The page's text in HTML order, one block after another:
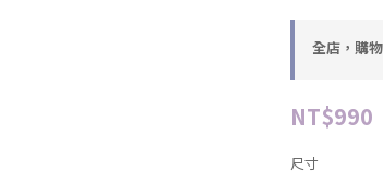
全店，購
NT$990
尺寸